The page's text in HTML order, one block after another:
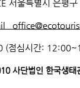
특별시 은평구
(점심시간:
사단법인 한국생태